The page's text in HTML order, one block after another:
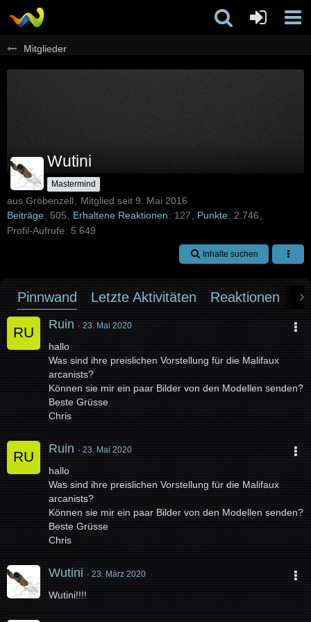
Mitglieder
Wutini
Mastermind
aus Gröbenzell
Mitglied seit 9. Mai 2016
Beiträge
505 Erhaltene Reaktionen 127 Punkte 2.746
Profil-Aufrufe
5.649
Inhalte suchen
Pinnwand Letzte Aktivitäten Reaktionen
Ruin 23. Mai 2020
hallo
Was sind ihre preislichen Vorstellung für die Malifaux
arcanists?
Können sie mir ein paar Bilder von den Modellen senden?
Beste Grüsse
Chris
Ruin 23. Mai 2020
hallo
Was sind ihre preislichen Vorstellung für die Malifaux
arcanists?
Können sie mir ein paar Bilder von den Modellen senden?
Beste Grüsse
Chris
Wutini 23. März 2020
Wutini!!!!